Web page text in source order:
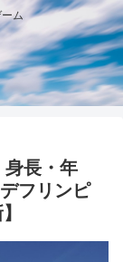
ム
身長・年
フリンピ